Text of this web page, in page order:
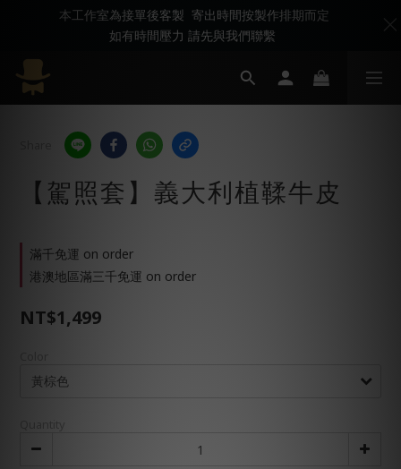
【駕照套】義大利植鞣牛皮
滿千免運 on order
港澳地區滿三千免運 on order
NT$1,499
本工作室為接單後客製 寄出時間按製作排期而定
如有時間壓力 請先與我們聯繫